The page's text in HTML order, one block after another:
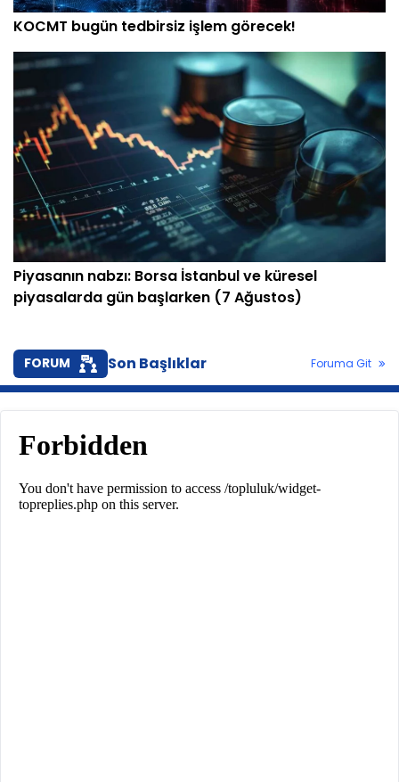
KOCMT bugün tedbirsiz işlem görecek!
Piyasanın nabzı: Borsa İstanbul ve küresel
piyasalarda gün başlarken (7 Ağustos)
FORUM Son Başlıklar Foruma Git